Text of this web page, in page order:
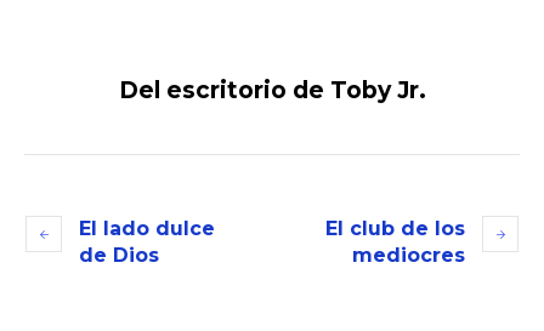
Del escritorio de Toby Jr.
El lado dulce
de Dios
El club de los
mediocres